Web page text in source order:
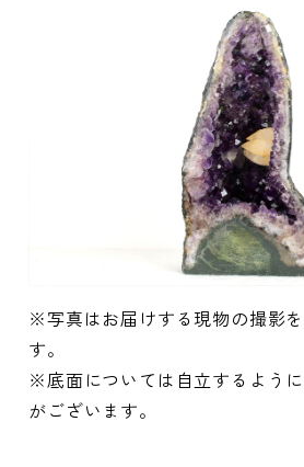
※写真はお届けする現物の撮影
す。
※底面については自立するよう
がございます。